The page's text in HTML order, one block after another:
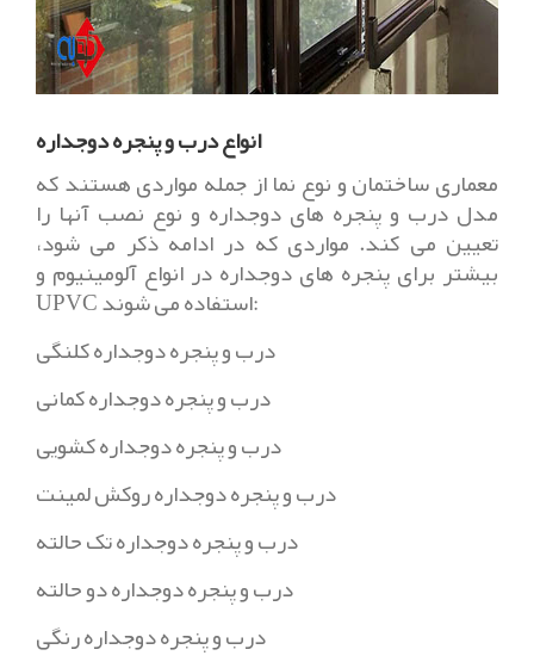
انواع درب و پنجره دوجداره
معماری ساختمان و نوع نما از جمله مواردی هستند که
مدل درب و پنجره های دوجداره و نوع نصب آنها را
تعیین می کند. مواردی که در ادامه ذکر می شود،
بیشتر برای پنجره های دوجداره در انواع آلومینیوم و
UPVC استفاده می شوند:
درب و پنجره دوجداره کلنگی
درب و پنجره دوجداره کمانی
درب و پنجره دوجداره کشویی
درب و پنجره دوجداره روکش لمینت
درب و پنجره دوجداره تک حالته
درب و پنجره دوجداره دو حالته
درب و پنجره دوجداره رنگی